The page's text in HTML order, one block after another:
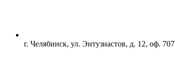
г. Челябинск, ул. Энтузиастов, д. 12, оф. 707